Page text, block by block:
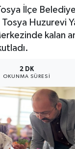
İlçe Belediye
Huzurevi
kalan
2 DK
OKUNMA SÜRESI